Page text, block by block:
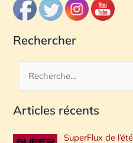
Rechercher
c
Articles récents
SuperFlux de l’été